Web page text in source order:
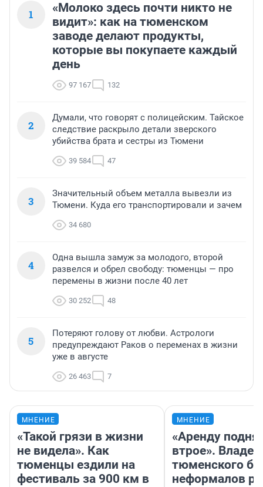
1
«Молоко здесь почти никто не
видит»: как на тюменском
заводе делают продукты,
которые вы покупаете каждый
день
97 167 132
2
Думали, что говорят с полицейским. Тайское
следствие раскрыло детали зверского
убийства брата и сестры из Тюмени
39 584 47
3
Значительный объем металла вывезли из
Тюмени. Куда его транспортировали и зачем
34 680
4
Одна вышла замуж за молодого, второй
развелся и обрел свободу: тюменцы — про
перемены в жизни после 40 лет
30 252 48
5
Потеряют голову от любви. Астрологи
предупреждают Раков о переменах в жизни
уже в августе
26 463 7
МНЕНИЕ
«Такой грязи в жизни
не видела». Как
тюменцы ездили на
фестиваль за 900 км в
МНЕНИЕ
«Аренду
втрое».
тюменского
неформалов